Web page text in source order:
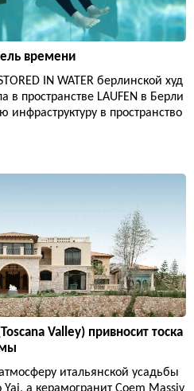
времени
IN WATER берлинской худ
пространстве LAUFEN в Берли
инфраструктуру в пространство
Valley) привносит тоска
итальянской усадьбы
а керамогранит Coem Massiv